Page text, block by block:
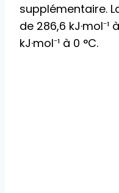
supplémentaire.
de 286,6 kJ·mol⁻¹
kJ·mol⁻¹ à 0 °C.